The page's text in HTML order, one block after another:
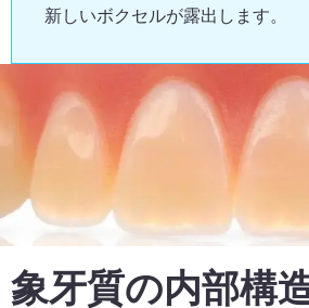
新しいボクセルが露出します。
象牙質の内部構